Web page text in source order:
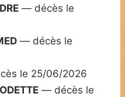
— décès le
— décès le
le 25/06/2026
— décès le